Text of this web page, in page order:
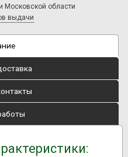
Московской области
выдачи